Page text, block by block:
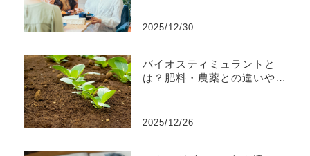
2025/12/30
バイオスティミュラントと
は？肥料・農薬との違いや効
2025/12/26